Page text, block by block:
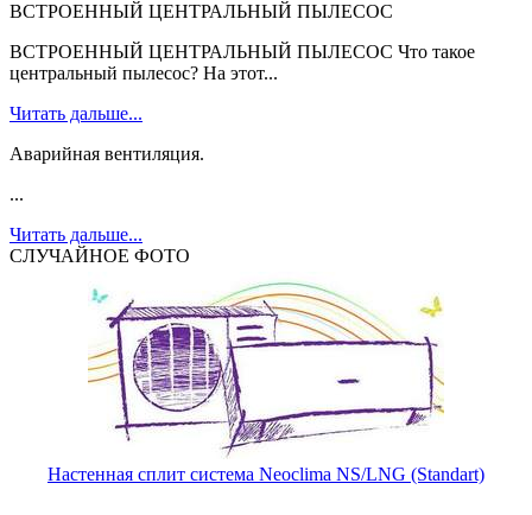
ВСТРОЕННЫЙ ЦЕНТРАЛЬНЫЙ ПЫЛЕСОС
ВСТРОЕННЫЙ ЦЕНТРАЛЬНЫЙ ПЫЛЕСОС Что такое
центральный пылесос? На этот...
Читать дальше...
Аварийная вентиляция.
...
Читать дальше...
СЛУЧАЙНОЕ ФОТО
Настенная сплит система Neoclima NS/LNG (Standart)